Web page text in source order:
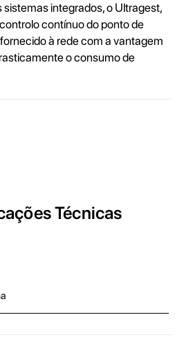
integrados, o Ultragest,
contínuo do ponto de
à rede com a vantagem
o consumo de
Técnicas